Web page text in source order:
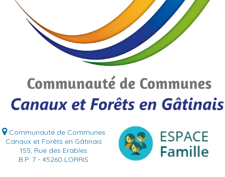
Communauté de Communes
Canaux et Forêts en Gâtinais
155, Rue des Erables
B.P. 7 - 45260 LORRIS